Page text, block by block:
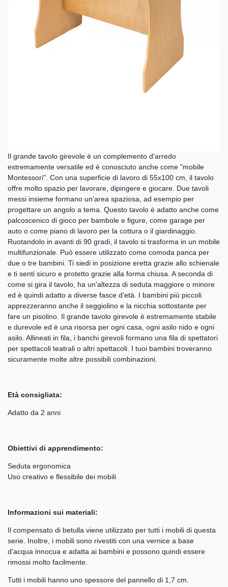
Il grande tavolo girevole è un complemento d'arredo
estremamente versatile ed è conosciuto anche come "mobile
Montessori". Con una superficie di lavoro di 55x100 cm, il tavolo
offre molto spazio per lavorare, dipingere e giocare. Due tavoli
messi insieme formano un'area spaziosa, ad esempio per
progettare un angolo a tema. Questo tavolo è adatto anche come
palcoscenico di gioco per bambole e figure, come garage per
auto o come piano di lavoro per la cottura o il giardinaggio.
Ruotandolo in avanti di 90 gradi, il tavolo si trasforma in un mobile
multifunzionale. Può essere utilizzato come comoda panca per
due o tre bambini. Ti siedi in posizione eretta grazie allo schienale
e ti senti sicuro e protetto grazie alla forma chiusa. A seconda di
come si gira il tavolo, ha un'altezza di seduta maggiore o minore
ed è quindi adatto a diverse fasce d'età. I bambini più piccoli
apprezzeranno anche il seggiolino e la nicchia sottostante per
fare un pisolino. Il grande tavolo girevole è estremamente stabile
e durevole ed è una risorsa per ogni casa, ogni asilo nido e ogni
asilo. Allineati in fila, i banchi girevoli formano una fila di spettatori
per spettacoli teatrali o altri spettacoli. I tuoi bambini troveranno
sicuramente molte altre possibili combinazioni.
Età consigliata:
Adatto da 2 anni
Obiettivi di apprendimento:
Seduta ergonomica
Uso creativo e flessibile dei mobili
Informazioni sui materiali:
Il compensato di betulla viene utilizzato per tutti i mobili di questa
serie. Inoltre, i mobili sono rivestiti con una vernice a base
d'acqua innocua e adatta ai bambini e possono quindi essere
rimossi molto facilmente.
Tutti i mobili hanno uno spessore del pannello di 1,7 cm.